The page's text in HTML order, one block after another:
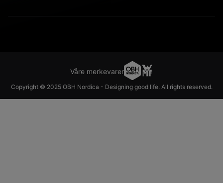
Våre merkevarer
Copyright © 2025 OBH Nordica - Designing good life. All rights reserved.